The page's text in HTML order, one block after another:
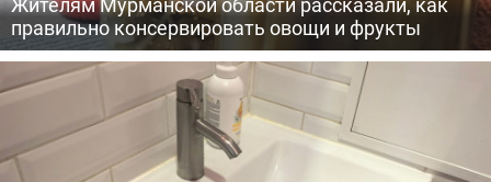
правильно консервировать овощи и фрукты